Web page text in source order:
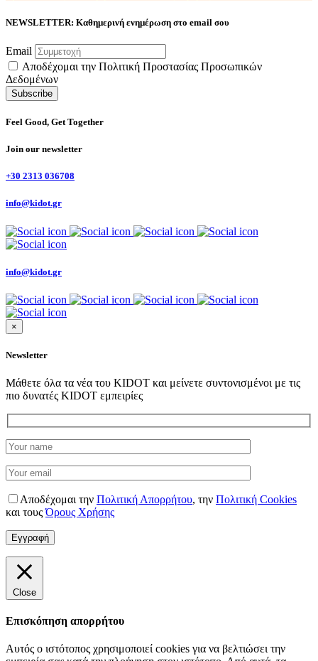
NEWSLETTER: Καθημερινή ενημέρωση στο email σου
Email
Αποδέχομαι την Πολιτική Προστασίας Προσωπικών
Δεδομένων
Feel Good, Get Together
Join our newsletter
+30 2313 036708
info@kidot.gr
info@kidot.gr
×
Newsletter
Μάθετε όλα τα νέα του KIDOT και μείνετε συντονισμένοι με τις
πιο δυνατές KIDOT εμπειρίες
Αποδέχομαι την Πολιτική Απορρήτου, την Πολιτική Cookies
και τουςΌρους Χρήσης
Close
Επισκόπηση απορρήτου
Αυτός ο ιστότοπος χρησιμοποιεί cookies για να βελτιώσει την